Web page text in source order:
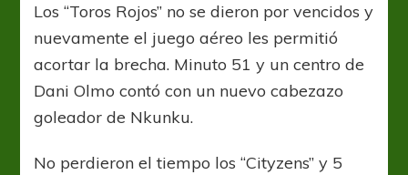
Los “Toros Rojos” no se dieron por vencidos y
nuevamente el juego aéreo les permitió
acortar la brecha. Minuto 51 y un centro de
Dani Olmo contó con un nuevo cabezazo
goleador de Nkunku.
No perdieron el tiempo los “Cityzens” y 5